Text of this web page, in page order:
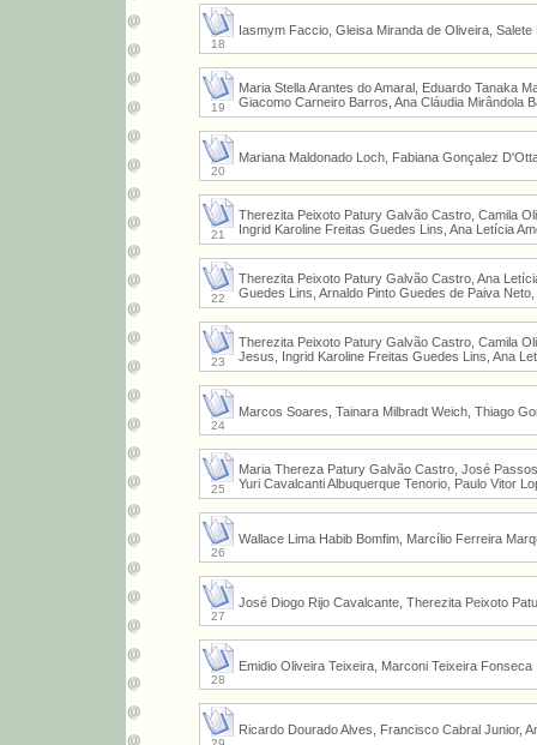
18
Iasmym Faccio, Gleisa Miranda de Oliveira,
19
Maria Stella Arantes do Amaral, Eduardo Tanaka
Giacomo Carneiro Barros, Ana Cláudia Mirândola
20
Mariana Maldonado Loch, Fabiana Gonçalez
21
Therezita Peixoto Patury Galvão Castro, Camila
Ingrid Karoline Freitas Guedes Lins, Ana Letícia
22
Therezita Peixoto Patury Galvão Castro, Ana
Guedes Lins, Arnaldo Pinto Guedes de Paiva
23
Therezita Peixoto Patury Galvão Castro, Camila
Jesus, Ingrid Karoline Freitas Guedes Lins, Ana
24
Marcos Soares, Tainara Milbradt Weich, Thiago
25
Maria Thereza Patury Galvão Castro, José
Yuri Cavalcanti Albuquerque Tenorio, Paulo Vitor
26
Wallace Lima Habib Bomfim, Marcílio Ferreira
27
José Diogo Rijo Cavalcante, Therezita Peixoto
28
Emidio Oliveira Teixeira, Marconi Teixeira Fonseca
Ricardo Dourado Alves, Francisco Cabral Junior,